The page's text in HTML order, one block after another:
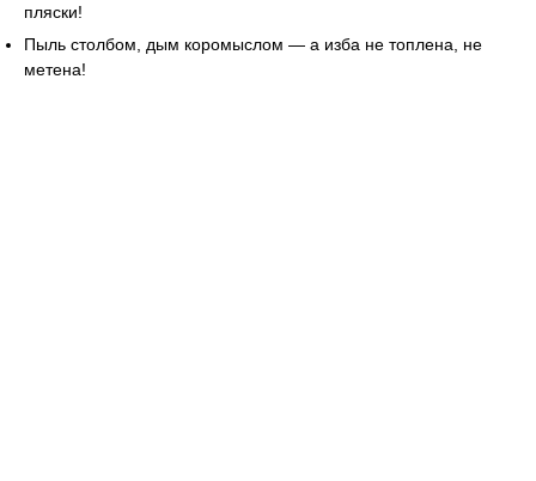
пляски!
Пыль столбом, дым коромыслом — а изба не топлена, не
метена!